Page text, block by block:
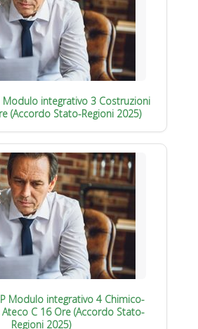
Modulo integrativo 3 Costruzioni
(Accordo Stato-Regioni 2025)
Modulo integrativo 4 Chimico-
C 16 Ore (Accordo Stato-
Regioni 2025)